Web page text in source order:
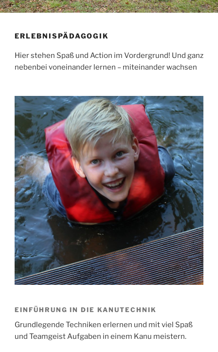
ERLEBNISPÄDAGOGIK
Hier stehen Spaß und Action im Vordergrund! Und ganz
nebenbei voneinander lernen – miteinander wachsen
EINFÜHRUNG IN DIE KANUTECHNIK
Grundlegende Techniken erlernen und mit viel Spaß
und Teamgeist Aufgaben in einem Kanu meistern.